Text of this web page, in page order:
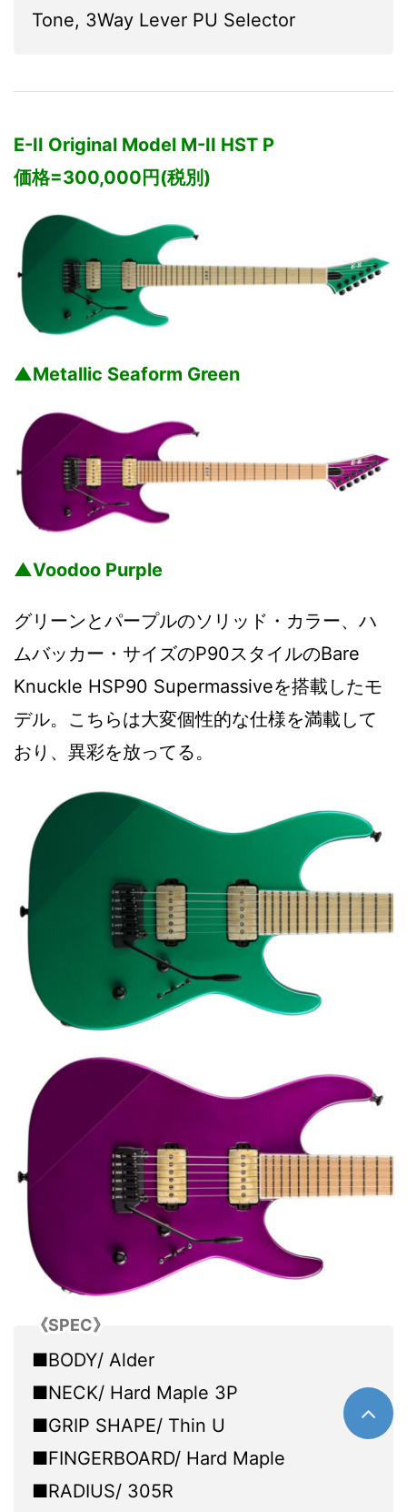
Tone, 3Way Lever PU Selector
E-II Original Model M-II HST P
価格=300,000円(税別)
▲Metallic Seaform Green
▲Voodoo Purple
グリーンとパープルのソリッド・カラー、ハ
ムバッカー・サイズのP90スタイルのBare
Knuckle HSP90 Supermassiveを搭載したモ
デル。こちらは大変個性的な仕様を満載して
おり、異彩を放ってる。
《SPEC》
■BODY/ Alder
■NECK/ Hard Maple 3P
■GRIP SHAPE/ Thin U
■FINGERBOARD/ Hard Maple
■RADIUS/ 305R